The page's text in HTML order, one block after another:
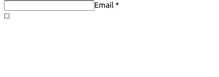
Email *
◻️